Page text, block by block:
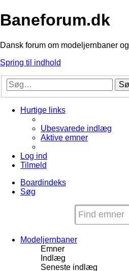
Baneforum.dk
Dansk forum om modeljernbaner
Spring til indhold
Hurtige links
Ubesvarede indlæg
Aktive emner
Log ind
Tilmeld
Boardindeks
Søg
Modeljernbaner
Emner
Indlæg
Seneste indlæg